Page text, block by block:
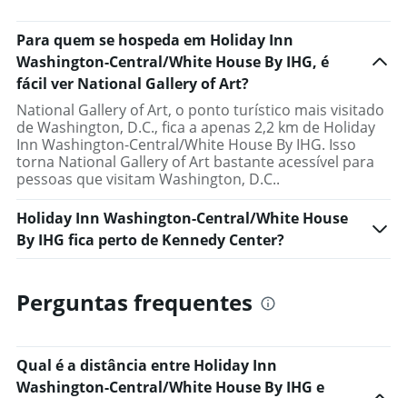
Para quem se hospeda em Holiday Inn
Washington-Central/White House By IHG, é
fácil ver National Gallery of Art?
National Gallery of Art, o ponto turístico mais visitado
de Washington, D.C., fica a apenas 2,2 km de Holiday
Inn Washington-Central/White House By IHG. Isso
torna National Gallery of Art bastante acessível para
pessoas que visitam Washington, D.C..
Holiday Inn Washington-Central/White House
By IHG fica perto de Kennedy Center?
Perguntas frequentes
Qual é a distância entre Holiday Inn
Washington-Central/White House By IHG e